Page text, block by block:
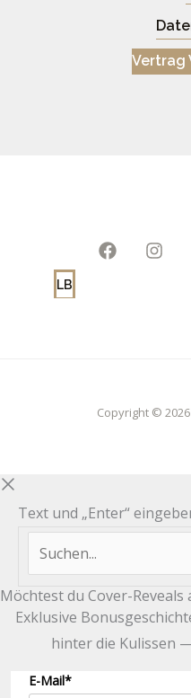
Vertrag
LB
Copyright ©
Text und „Enter“
Möchtest du Cover-Reveals
Exklusive
hinter die Kulissen
E-Mail*